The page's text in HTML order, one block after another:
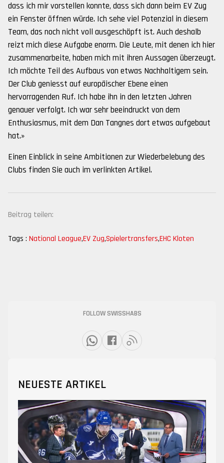
dass ich mir vorstellen konnte, dass sich dann beim EV Zug
ein Fenster öffnen würde. Ich sehe viel Potenzial in diesem
Team, das noch nicht voll ausgeschöpft ist. Auch deshalb
reizt mich diese Aufgabe enorm. Die Leute, mit denen ich hier
zusammenarbeite, haben mich mit ihren Aussagen überzeugt.
Ich möchte Teil des Aufbaus von etwas Nachhaltigem sein.
Der Club geniesst auf europäischer Ebene einen
hervorragenden Ruf. Ich habe ihn in den letzten Jahren
genauer verfolgt. Ich war sehr beeindruckt von dem
Enthusiasmus, mit dem Dan Tangnes dort etwas aufgebaut
hat.»
Einen Einblick in seine Ambitionen zur Wiederbelebung des
Clubs finden Sie auch im verlinkten Artikel.
Beitrag teilen:
Tags : National League,EV Zug,Spielertransfers,EHC Kloten
FOLLOW SWISSHABS
NEUESTE ARTIKEL